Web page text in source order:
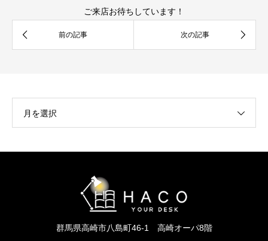
ご来店お待ちしています！
月を選択
群馬県高崎市八島町46-1 高崎オーパ8階